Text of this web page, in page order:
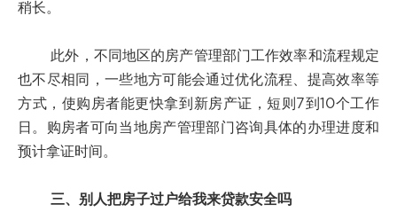
稍长。
此外，不同地区的房产管理部门工作效率和流程规定
也不尽相同，一些地方可能会通过优化流程、提高效率等
方式，使购房者能更快拿到新房产证，短则7到10个工作
日。购房者可向当地房产管理部门咨询具体的办理进度和
预计拿证时间。
三、别人把房子过户给我来贷款安全吗